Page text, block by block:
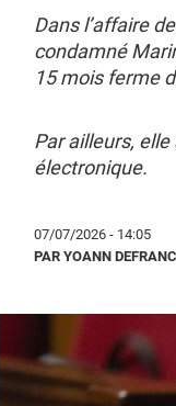
Dans l’affaire
condamné
15 mois ferme
Par ailleurs,
électronique.
07/07/2026 - 14:05
PAR YOANN